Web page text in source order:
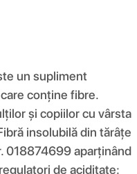
un supliment
conține fibre.
și copiilor cu vârsta
insolubilă din tărâțe
018874699 aparținând
de aciditate: